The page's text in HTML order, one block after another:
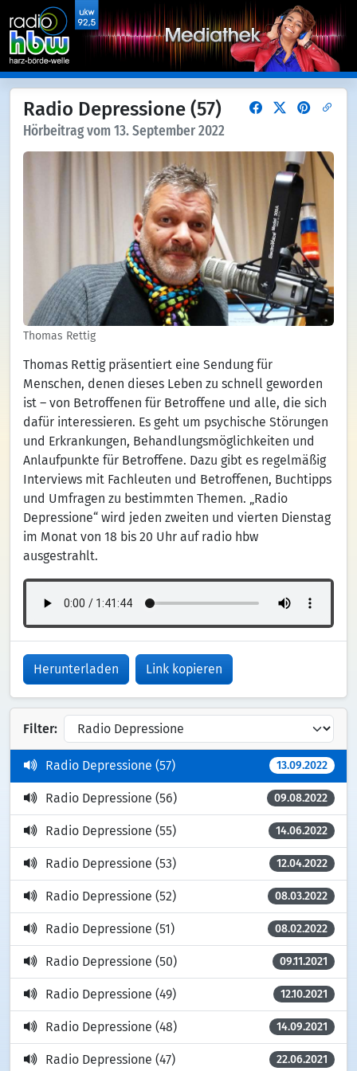
Radio Depressione (57)
Hörbeitrag vom 13. September 2022
Thomas Rettig
Thomas Rettig präsentiert eine Sendung für
Menschen, denen dieses Leben zu schnell geworden
ist – von Betroffenen für Betroffene und alle, die sich
dafür interessieren. Es geht um psychische Störungen
und Erkrankungen, Behandlungsmöglichkeiten und
Anlaufpunkte für Betroffene. Dazu gibt es regelmäßig
Interviews mit Fachleuten und Betroffenen, Buchtipps
und Umfragen zu bestimmten Themen. „Radio
Depressione“ wird jeden zweiten und vierten Dienstag
im Monat von 18 bis 20 Uhr auf radio hbw
ausgestrahlt.
Herunterladen Link kopieren
Filter:
Radio Depressione (57) 13.09.2022
Radio Depressione (56) 09.08.2022
Radio Depressione (55) 14.06.2022
Radio Depressione (53) 12.04.2022
Radio Depressione (52) 08.03.2022
Radio Depressione (51) 08.02.2022
Radio Depressione (50) 09.11.2021
Radio Depressione (49) 12.10.2021
Radio Depressione (48) 14.09.2021
Radio Depressione (47) 22.06.2021